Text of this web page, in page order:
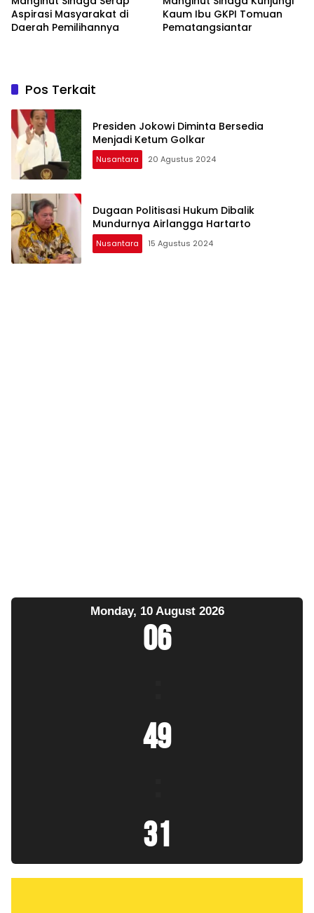
Aspirasi Masyarakat di
Daerah Pemilihannya
Kaum Ibu GKPI Tomuan
Pematangsiantar
Pos Terkait
Presiden Jokowi Diminta Bersedia
Menjadi Ketum Golkar
Nusantara 20 Agustus 2024
Dugaan Politisasi Hukum Dibalik
Mundurnya Airlangga Hartarto
Nusantara 15 Agustus 2024
Monday, 10 August 2026
06
49
33